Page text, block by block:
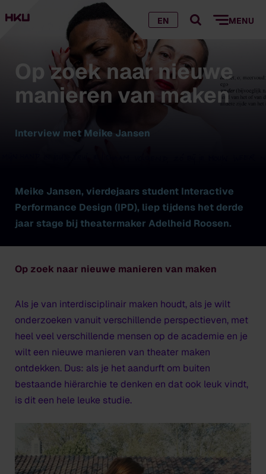
EN MENU
Op zoek naar nieuwe
manieren van maken
Interview met Meike Jansen
Meike Jansen, vierdejaars student Interactive
Performance Design (IPD), liep tijdens het derde
jaar stage bij theatermaker Adelheid Roosen.
Op zoek naar nieuwe manieren van maken
Als je van interdisciplinair maken houdt, als je wilt
onderzoeken vanuit verschillende perspectieven, met
heel veel verschillende mensen op de academie en je
wilt een nieuwe manieren van theater maken
ontdekken. Dus: als je het aandurft om buiten
bestaande hiërarchie te denken en dat ook leuk vindt,
is dit een hele leuke studie.